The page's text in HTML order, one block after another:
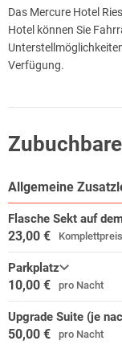
Das Mercure Hotel
Hotel können Sie
Verfügung.
Allgemeine
Flasche Sekt auf
23,00 € Komplettpreis
Parkplatz
10,00 € pro Nacht
Upgrade Suite (je
50,00 € pro Nacht